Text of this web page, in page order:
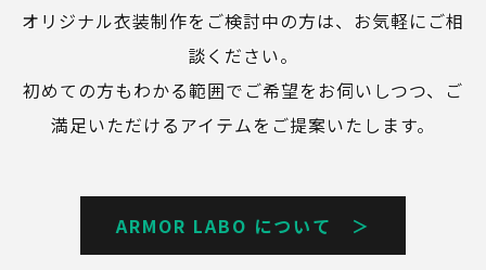
オリジナル衣装制作をご検討中の方は、お気軽にご相
談ください。
初めての方もわかる範囲でご希望をお伺いしつつ、ご
満足いただけるアイテムをご提案いたします。
ARMOR LABO について ＞